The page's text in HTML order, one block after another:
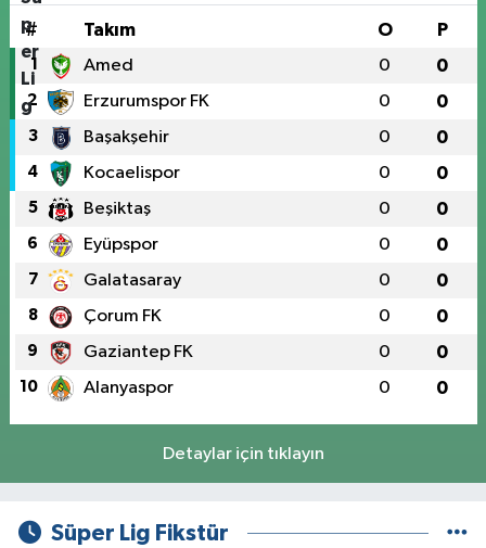
# Takım O P
1 Amed 0 0
2 Erzurumspor FK 0 0
3 Başakşehir 0 0
4 Kocaelispor 0 0
5 Beşiktaş 0 0
6 Eyüpspor 0 0
7 Galatasaray 0 0
8 Çorum FK 0 0
9 Gaziantep FK 0 0
10 Alanyaspor 0 0
Detaylar için tıklayın
Süper Lig Fikstür